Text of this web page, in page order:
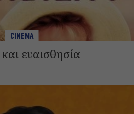
CINEMA
ευαισθησία